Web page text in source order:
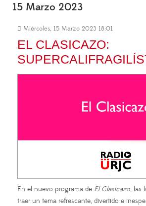
15 Marzo 2023
Miércoles, 15 Marzo 2023 18:01
EL CLASICAZO:
En el nuevo programa de El Clasicazo, las
traer un tema refrescante, divertido e